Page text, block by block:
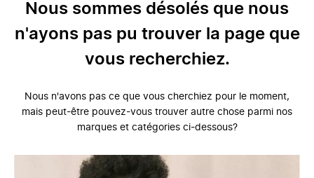
Nous sommes désolés que nous
n'ayons pas pu trouver la page que
vous recherchiez.
Nous n'avons pas ce que vous cherchiez pour le moment,
mais peut-être pouvez-vous trouver autre chose parmi nos
marques et catégories ci-dessous?